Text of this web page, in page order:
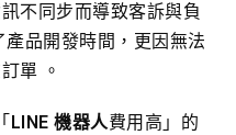
不同步而導致客訴與負
品開發時間，更因無法
單 。
LINE 機器人費用高」的